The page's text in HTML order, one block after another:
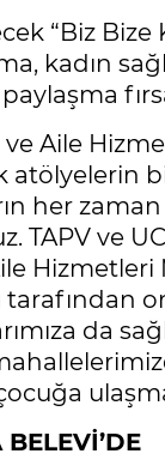
“Biz Bize
kadın
ve Aile
atölyelerin
her
TAPV ve
da